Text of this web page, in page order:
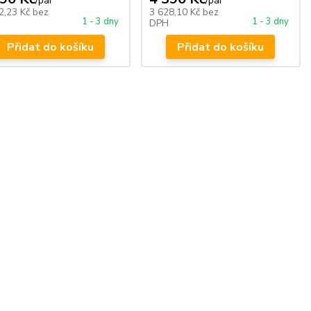
Kč bez
1 - 3 dny
Přidat do košíku
3 628,10 Kč bez
DPH
1 - 3 dny
Přidat do košíku